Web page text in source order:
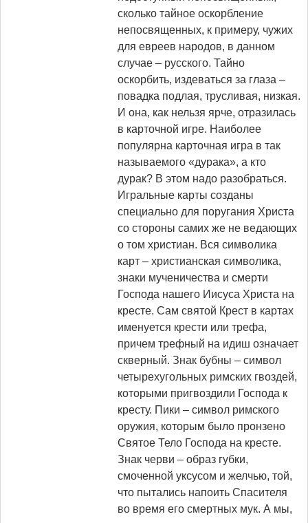
сколько тайное оскорбление
непосвященных, к примеру, чужих
для евреев народов, в данном
случае – русского. Тайно
оскорбить, издеваться за глаза –
повадка подлая, трусливая, низкая.
И она, как нельзя ярче, отразилась
в карточной игре. Наиболее
популярна карточная игра в так
называемого «дурака», а кто
дурак? В этом надо разобраться.
Игральные карты созданы
специально для поругания Христа
со стороны самих же не ведающих
о том христиан. Вся символика
карт – христианская символика,
знаки мученичества и смерти
Господа нашего Иисуса Христа на
кресте. Сам святой Крест в картах
именуется крести или трефа,
причем трефный на идиш означает
скверный. Знак бубны – символ
четырехугольных римских гвоздей,
которыми пригвоздили Господа к
кресту. Пики – символ римского
оружия, которым было пронзено
Святое Тело Господа на кресте.
Знак черви – образ губки,
смоченной уксусом и желчью, той,
что пытались напоить Спасителя
во время его смертных мук. А мы,